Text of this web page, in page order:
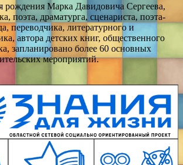
рождения Марка Давидовича Сергеева,
поэта, драматурга, сценариста, поэта-
переводчика, литературного и
автора детских книг, общественного
запланировано более 60 основных
мероприятий.